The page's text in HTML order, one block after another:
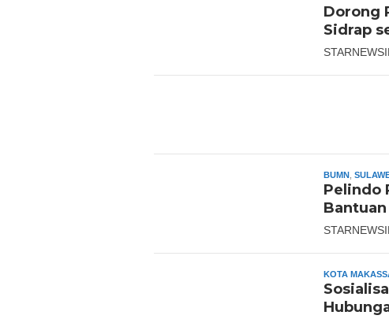
Dorong
Sidrap
BUMN
Pelindo
KOTA